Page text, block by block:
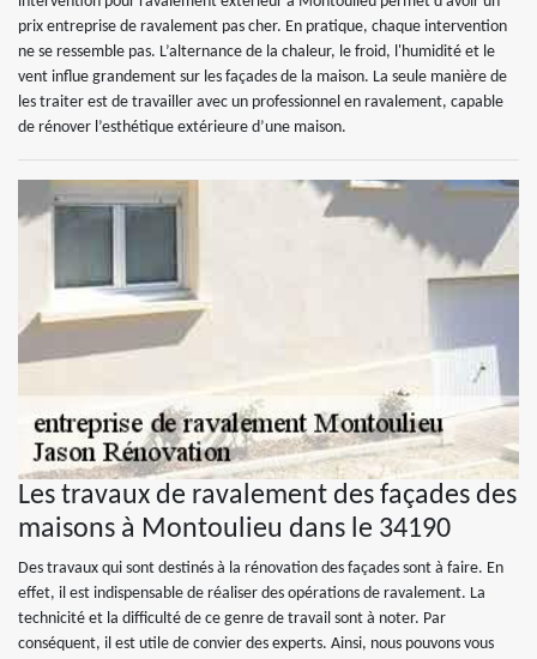
prix entreprise de ravalement pas cher. En pratique, chaque intervention
ne se ressemble pas. L’alternance de la chaleur, le froid, l'humidité et le
vent influe grandement sur les façades de la maison. La seule manière de
les traiter est de travailler avec un professionnel en ravalement, capable
de rénover l’esthétique extérieure d’une maison.
Les travaux de ravalement des façades des
maisons à Montoulieu dans le 34190
Des travaux qui sont destinés à la rénovation des façades sont à faire. En
effet, il est indispensable de réaliser des opérations de ravalement. La
technicité et la difficulté de ce genre de travail sont à noter. Par
conséquent, il est utile de convier des experts. Ainsi, nous pouvons vous